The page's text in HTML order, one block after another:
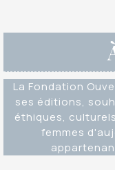
La Fondation
ses éditions,
éthiques,
femmes